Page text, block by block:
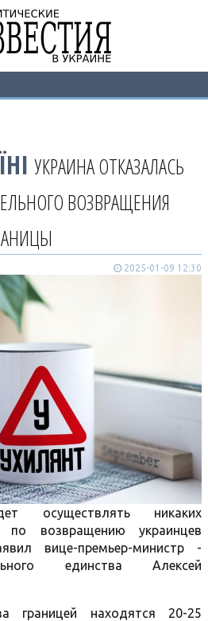
УКРАИНА ОТКАЗАЛАСЬ
ВОЗВРАЩЕНИЯ
2025-01-09 12:30
осуществлять никаких
по возвращению украинцев
вице-премьер-министр -
единства Алексей
границей находятся 20-25